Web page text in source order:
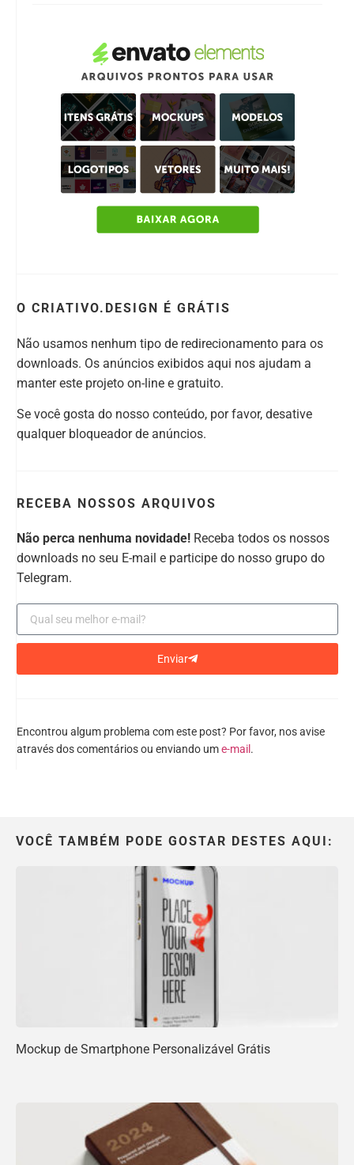
O CRIATIVO.DESIGN É GRÁTIS
Não usamos nenhum tipo de redirecionamento para os
downloads. Os anúncios exibidos aqui nos ajudam a
manter este projeto on-line e gratuito.
Se você gosta do nosso conteúdo, por favor, desative
qualquer bloqueador de anúncios.
RECEBA NOSSOS ARQUIVOS
Não perca nenhuma novidade! Receba todos os nossos
downloads no seu E-mail e participe do nosso grupo do
Telegram.
Enviar
Encontrou algum problema com este post? Por favor, nos avise
através dos comentários ou enviando ume-mail .
VOCÊ TAMBÉM PODE GOSTAR DESTES AQUI:
Mockup de Smartphone Personalizável Grátis